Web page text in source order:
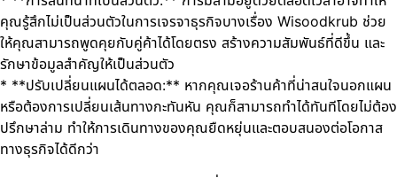
คุณรู้สึกไม่เป็นส่วนตัวในการเจรจาธุรกิจบางเรื่อง Wisoodkrub ช่วย
ให้คุณสามารถพูดคุยกับคู่ค้าได้โดยตรง สร้างความสัมพันธ์ที่ดีขึ้น และ
รักษาข้อมูลสำคัญให้เป็นส่วนตัว
* **ปรับเปลี่ยนแผนได้ตลอด:** หากคุณเจอร้านค้าที่น่าสนใจนอกแผน
หรือต้องการเปลี่ยนเส้นทางกะทันหัน คุณก็สามารถทำได้ทันทีโดยไม่ต้อง
ปรึกษาล่าม ทำให้การเดินทางของคุณยืดหยุ่นและตอบสนองต่อโอกาส
ทางธุรกิจได้ดีกว่า